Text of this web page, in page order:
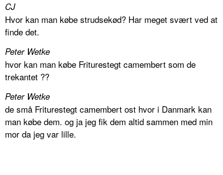
CJ
Hvor kan man købe strudsekød? Har meget svært ved at
finde det.
Peter Wetke
hvor kan man købe Friturestegt camembert som de
trekantet ??
Peter Wetke
de små Friturestegt camembert ost hvor i Danmark kan
man købe dem. og ja jeg fik dem altid sammen med min
mor da jeg var lille.